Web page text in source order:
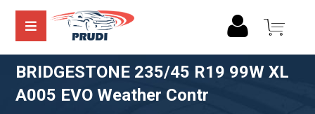
BRIDGESTONE 235/45 R19 99W XL
A005 EVO Weather Contr